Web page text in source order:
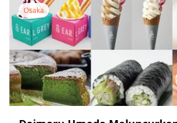
Osaka